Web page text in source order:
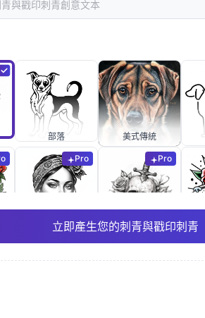
部落 美式傳統
Pro
水彩
Pro
精細線條
立即產生您的刺青與戳印刺青